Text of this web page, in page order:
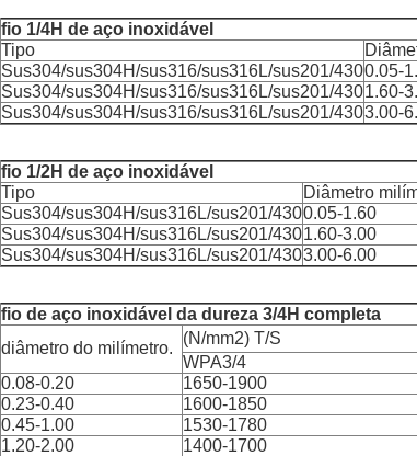
fio 1/4H de aço inoxidável
Tipo
Sus304/sus304H/sus316/sus316L/sus201/4300.05-
Sus304/sus304H/sus316/sus316L/sus201/4301.60-
Sus304/sus304H/sus316/sus316L/sus201/4303.00-
fio 1/2H de aço inoxidável
Tipo
Diâmetro
Sus304/sus304H/sus316L/sus201/4300.05-1.60
Sus304/sus304H/sus316L/sus201/4301.60-3.00
Sus304/sus304H/sus316L/sus201/4303.00-6.00
fio de aço inoxidável da dureza 3/4H completa
diâmetro do milímetro.
(N/mm2) T/S
WPA3/4
0.08-0.20
1650-1900
0.23-0.40
1600-1850
0.45-1.00
1530-1780
1.20-2.00
1400-1700